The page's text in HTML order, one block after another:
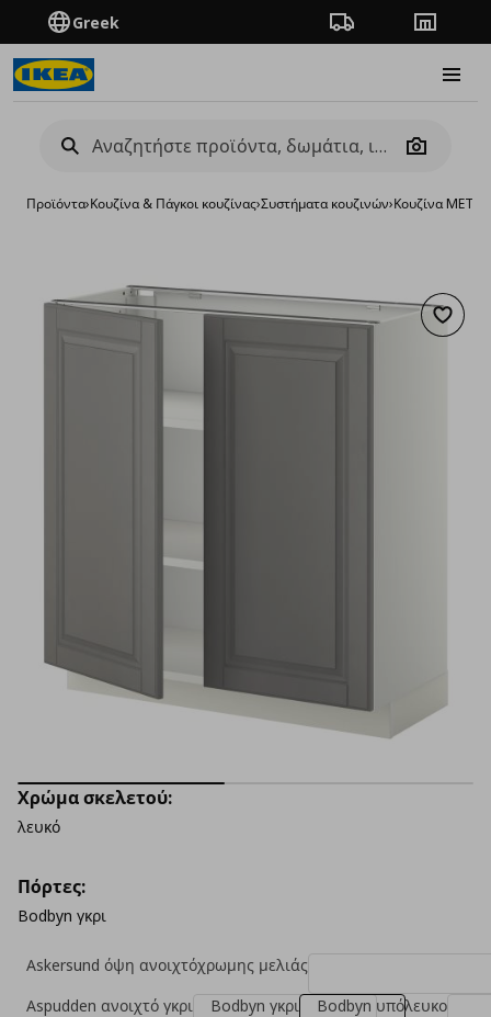
Greek Πορεία παραγγελίας
Camera
Προϊόντα›Κουζίνα & Πάγκοι κουζίνας›Συστήματα κουζινών›Κουζίνα
Χρώμα σκελετού:
λευκό
Πόρτες:
Bodbyn γκρι
Askersund όψη ανοιχτόχρωμης μελιάς
Aspudden ανοιχτό γκρι
Bodbyn γκρι
Bodbyn υπόλευκο